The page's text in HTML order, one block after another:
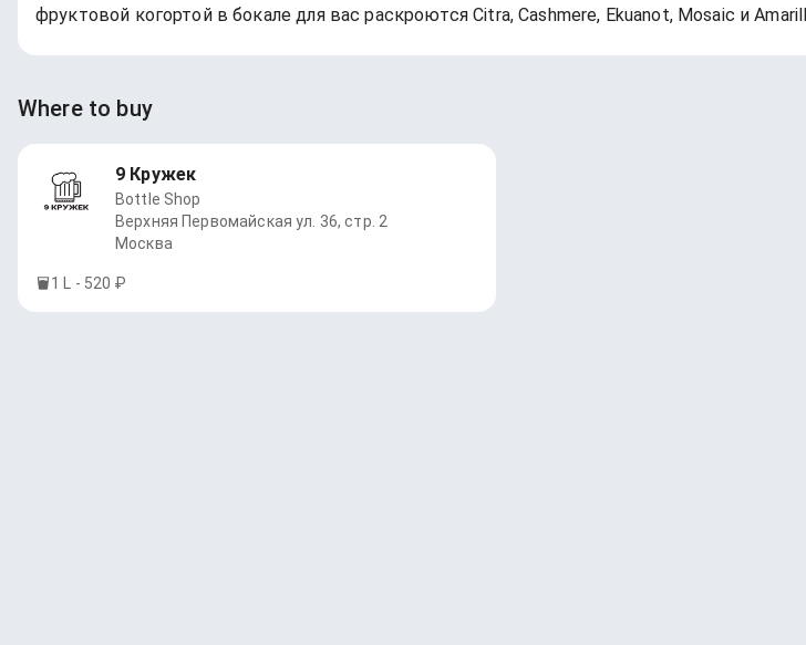
фруктовой когортой в бокале для вас раскроются Citra, Cashmere, Ekuanot, Mosaic и
Where to buy
9 Кружек
Bottle Shop
Верхняя Первомайская ул. 36, стр. 2
Москва
1 L - 520 ₽